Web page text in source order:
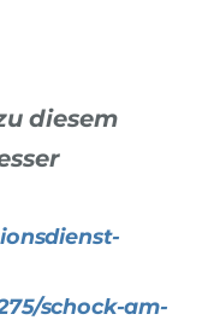
diesem
schock-am-